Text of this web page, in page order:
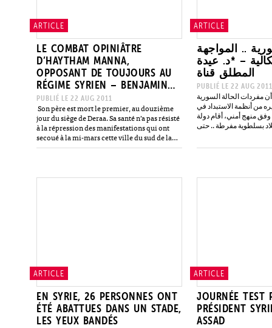
ARTICLE
LE COMBAT OPINIÂTRE
D’HAYTHAM MANNA,
OPPOSANT DE TOUJOURS AU
RÉGIME SYRIEN – BENJAMIN
BARTHE
PUBLIÉ LE 22 AUG 2011
Son père est mort le premier, au douzième
jour du siège de Deraa. Sa santé n’a pas résisté
à la répression des manifestations qui ont
secoué à la mi-mars cette ville du sud de la
Syrie, berceau…
ARTICLE
الثورة السورية .. المواجهة
– *د. عيدة
المطلق قناة
PUBLIÉ LE 22 AUG 2011
مفردات الحالة السورية
من أنظمة الاستبداد في
وفق منهج أمني، أقام دولة
بسلطوية مفرطة .. حتى
ARTICLE
EN SYRIE, 26 PERSONNES ONT
ÉTÉ ABATTUES DANS UN STADE,
LES YEUX BANDÉS
ARTICLE
JOURNÉE TEST
PRÉSIDENT
ASSAD